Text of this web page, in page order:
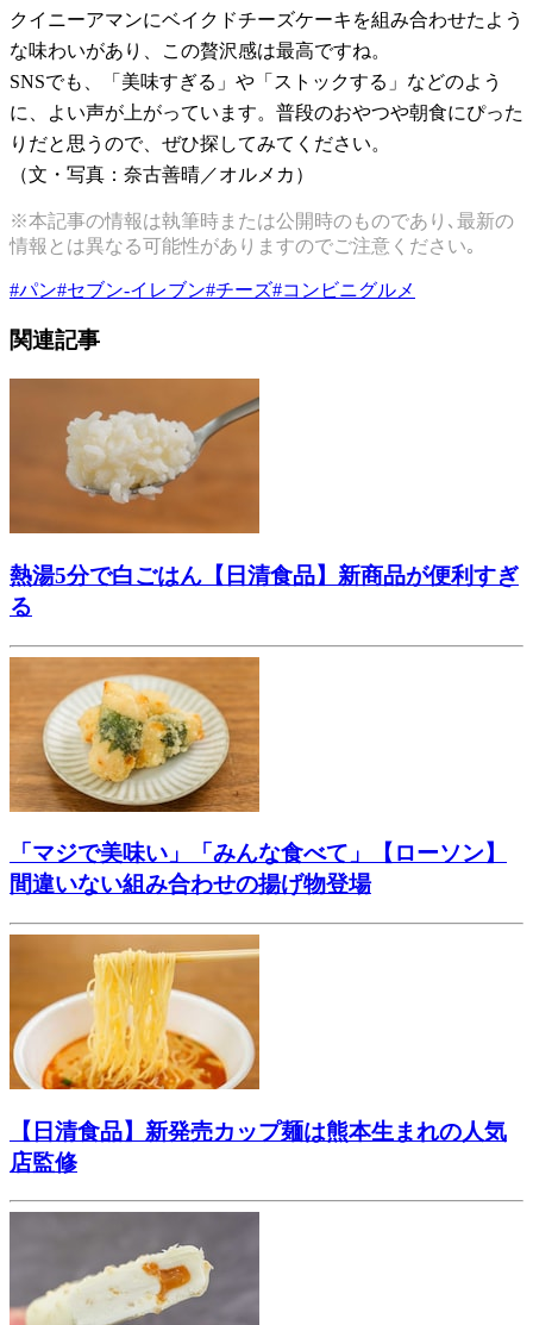
クイニーアマンにベイクドチーズケーキを組み合わせたよう
な味わいがあり、この贅沢感は最高ですね。
SNSでも、「美味すぎる」や「ストックする」などのよう
に、よい声が上がっています。普段のおやつや朝食にぴった
りだと思うので、ぜひ探してみてください。
（文・写真：奈古善晴／オルメカ）
※本記事の情報は執筆時または公開時のものであり､最新の
情報とは異なる可能性がありますのでご注意ください｡
#パン#セブン-イレブン#チーズ#コンビニグルメ
関連記事
熱湯5分で白ごはん【日清食品】新商品が便利すぎ
る
「マジで美味い」「みんな食べて」【ローソン】
間違いない組み合わせの揚げ物登場
【日清食品】新発売カップ麺は熊本生まれの人気
店監修